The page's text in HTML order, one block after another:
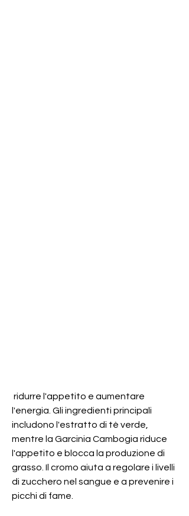
l'energia. Gli ingredienti principali
includono l'estratto di tè verde,
mentre la Garcinia Cambogia riduce
l'appetito e blocca la produzione di
grasso. Il cromo aiuta a regolare i livelli
di zucchero nel sangue e a prevenire i
picchi di fame.